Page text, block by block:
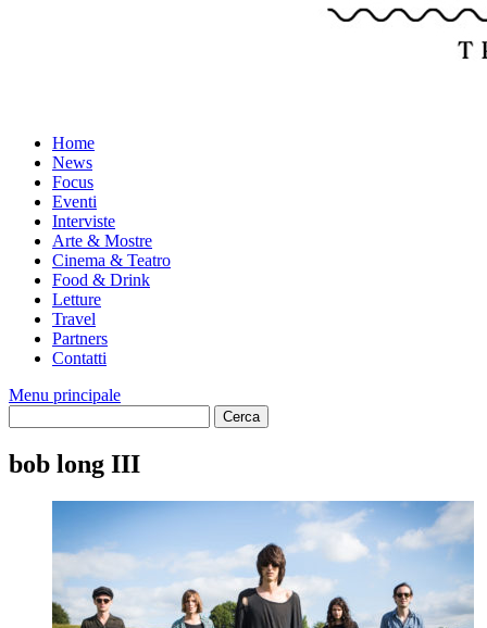
Home
News
Focus
Eventi
Interviste
Arte & Mostre
Cinema & Teatro
Food & Drink
Letture
Travel
Partners
Contatti
Menu principale
bob long III